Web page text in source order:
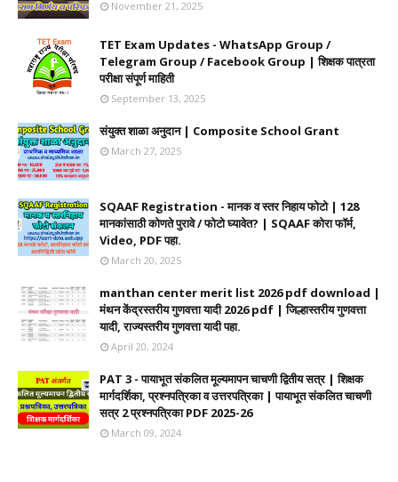
November 21, 2025
TET Exam Updates - WhatsApp Group /
Telegram Group / Facebook Group | शिक्षक पात्रता
परीक्षा संपूर्ण माहिती
September 13, 2025
संयुक्त शाळा अनुदान | Composite School Grant
March 27, 2025
SQAAF Registration - मानक व स्तर निहाय फोटो | 128
मानकांसाठी कोणते पुरावे / फोटो घ्यावेत? | SQAAF कोरा फॉर्म,
Video, PDF पहा.
March 20, 2025
manthan center merit list 2026 pdf download |
मंथन केंद्रस्तरीय गुणवत्ता यादी 2026 pdf | जिल्हास्तरीय गुणवत्ता
यादी, राज्यस्तरीय गुणवत्ता यादी पहा.
April 20, 2024
PAT 3 - पायाभूत संकलित मूल्यमापन चाचणी द्वितीय सत्र | शिक्षक
मार्गदर्शिका, प्रश्नपत्रिका व उत्तरपत्रिका | पायाभूत संकलित चाचणी
सत्र 2 प्रश्नपत्रिका PDF 2025-26
March 09, 2024